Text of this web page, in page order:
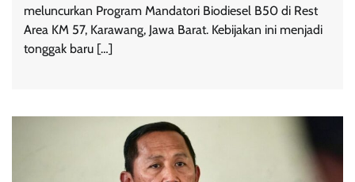
meluncurkan Program Mandatori Biodiesel B50 di Rest
Area KM 57, Karawang, Jawa Barat. Kebijakan ini menjadi
tonggak baru […]